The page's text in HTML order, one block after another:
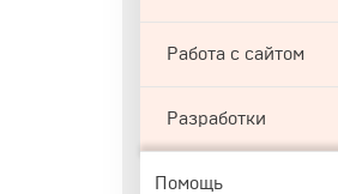
Работа с сайтом
Разработки
Помощь